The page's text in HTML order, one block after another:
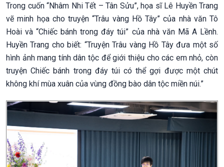
Trong cuốn “Nhâm Nhi Tết – Tân Sửu”, họa sĩ Lê Huyền Trang
vẽ minh họa cho truyện “Trâu vàng Hồ Tây” của nhà văn Tô
Hoài và “Chiếc bánh trong đáy túi” của nhà văn Mã A Lềnh.
Huyền Trang cho biết: “Truyện Trâu vàng Hồ Tây đưa một số
hình ảnh mang tính dân tộc để giới thiệu cho các em nhỏ, còn
truyện Chiếc bánh trong đáy túi có thể gợi được một chút
không khí mùa xuân của vùng đồng bào dân tộc miền núi.”